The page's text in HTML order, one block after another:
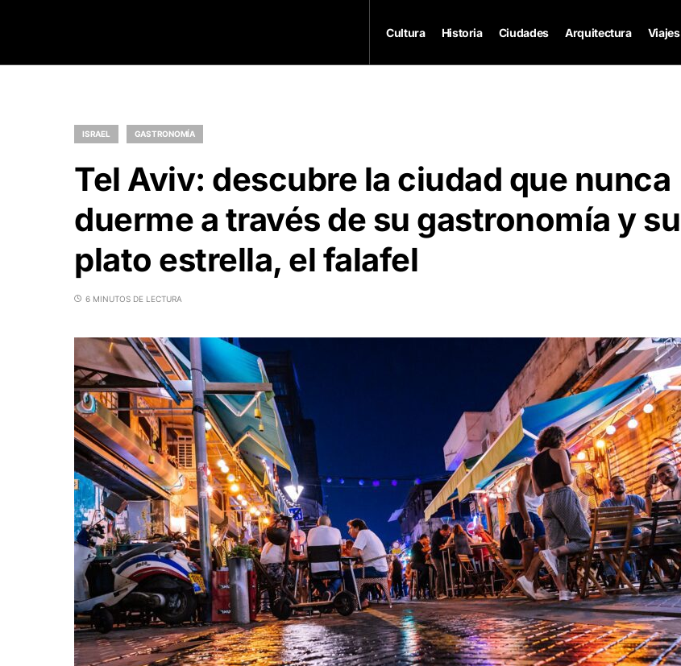
Cultura Historia Ciudades Arquitectura Viajes
ISRAEL GASTRONOMÍA
Tel Aviv: descubre la ciudad que nunca
duerme a través de su gastronomía y su
plato estrella, el falafel
6 MINUTOS DE LECTURA